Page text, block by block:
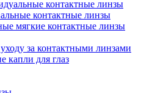
контактные линзы
контактные линзы
мягкие контактные линзы
за контактными линзами
капли для глаз